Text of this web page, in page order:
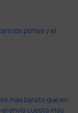
los portes y el
mas barato que en
envío cuesta más